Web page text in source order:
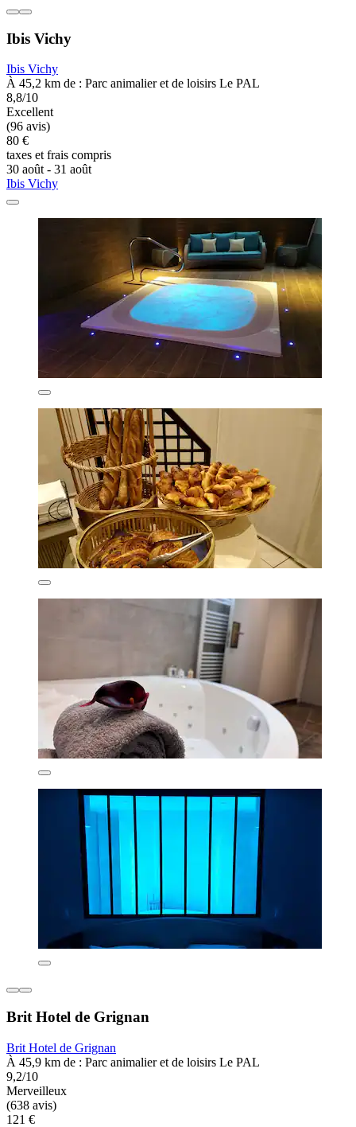
Ibis Vichy
Ibis Vichy
À 45,2 km de : Parc animalier et de loisirs Le PAL
8,8/10
Excellent
(96 avis)
80 €
taxes et frais compris
30 août - 31 août
Ibis Vichy
Brit Hotel de Grignan
Brit Hotel de Grignan
À 45,9 km de : Parc animalier et de loisirs Le PAL
9,2/10
Merveilleux
(638 avis)
121 €